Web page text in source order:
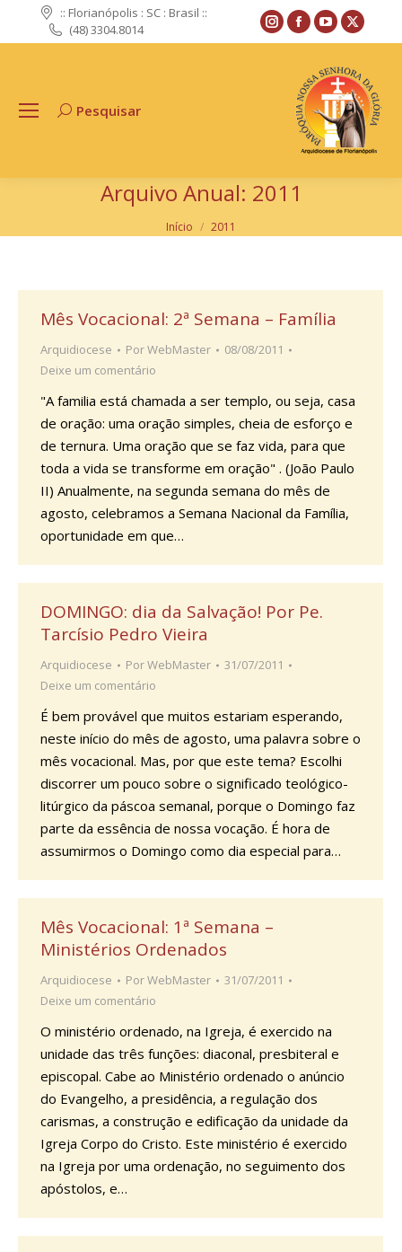
:: Florianópolis : SC : Brasil ::
(48) 3304.8014
Instagram
page
new
window
Facebook
page
opens
in
new
window
YouTube
page
opens
in
new
window
X
page
in
new
Search:Pesquisar
Arquivo Anual: 2011
Você está aqui:
Início 2011
Mês Vocacional: 2ª Semana – Família
Arquidiocese PorWebMaster
08/08/2011
Deixe um comentário
"A familia está chamada a ser templo, ou seja, casa
de oração: uma oração simples, cheia de esforço e
de ternura. Uma oração que se faz vida, para que
toda a vida se transforme em oração" . (João Paulo
II) Anualmente, na segunda semana do mês de
agosto, celebramos a Semana Nacional da Família,
oportunidade em que…
DOMINGO: dia da Salvação! Por Pe.
Tarcísio Pedro Vieira
Arquidiocese PorWebMaster
31/07/2011
Deixe um comentário
É bem provável que muitos estariam esperando,
neste início do mês de agosto, uma palavra sobre o
mês vocacional. Mas, por que este tema? Escolhi
discorrer um pouco sobre o significado teológico-
litúrgico da páscoa semanal, porque o Domingo faz
parte da essência de nossa vocação. É hora de
assumirmos o Domingo como dia especial para…
Mês Vocacional: 1ª Semana –
Ministérios Ordenados
Arquidiocese PorWebMaster
31/07/2011
Deixe um comentário
O ministério ordenado, na Igreja, é exercido na
unidade das três funções: diaconal, presbiteral e
episcopal. Cabe ao Ministério ordenado o anúncio
do Evangelho, a presidência, a regulação dos
carismas, a construção e edificação da unidade da
Igreja Corpo do Cristo. Este ministério é exercido
na Igreja por uma ordenação, no seguimento dos
apóstolos, e…